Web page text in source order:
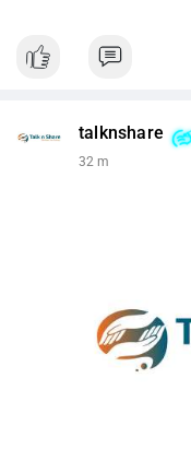
talknshare
32 m